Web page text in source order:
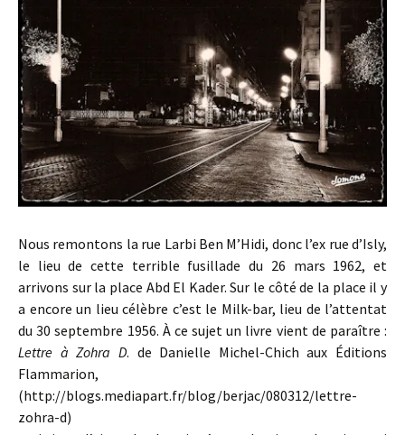
Nous remontons la rue Larbi Ben M’Hidi, donc l’ex rue d’Isly,
le lieu de cette terrible fusillade du 26 mars 1962, et
arrivons sur la place Abd El Kader. Sur le côté de la place il y
a encore un lieu célèbre c’est le Milk-bar, lieu de l’attentat
du 30 septembre 1956. À ce sujet un livre vient de paraître :
Lettre à Zohra D. de Danielle Michel-Chich aux Éditions
Flammarion,
(http://blogs.mediapart.fr/blog/berjac/080312/lettre-
zohra-d)